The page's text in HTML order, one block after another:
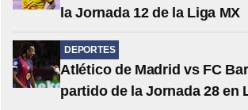
la Jornada 12 de la Liga MX
DEPORTES
Atlético de Madrid vs FC
partido de la Jornada 28 en